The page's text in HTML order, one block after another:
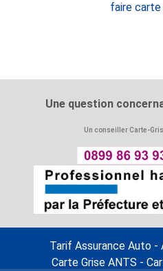
faire carte
Une question
Un conseiller Carte-
Tarif Assurance Auto -
Carte Grise ANTS -
Continuer sans accepter